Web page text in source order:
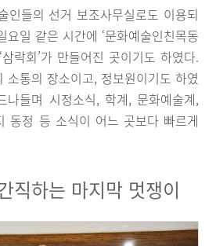
인들의 선거 보조사무실로도 이용되
일 같은 시간에 ‘문화예술인친목동
락회’가 만들어진 곳이기도 하였다.
소통의 장소이고, 정보원이기도 하였
나들며 시정소식, 학계, 문화예술계,
동정 등 소식이 어느 곳보다 빠르게
직하는 마지막 멋쟁이